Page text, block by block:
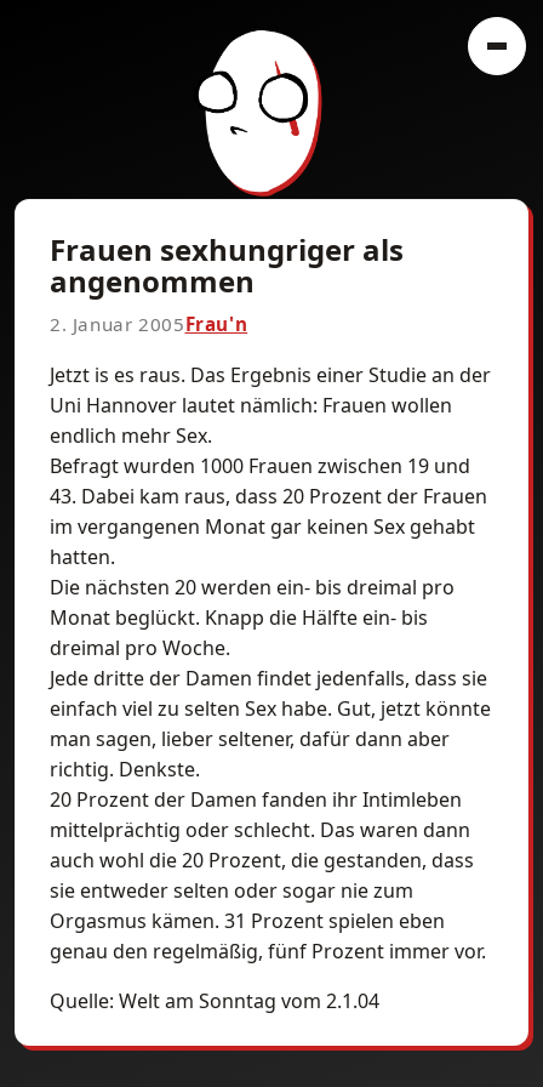
Frauen sexhungriger als
angenommen
2. Januar 2005Frau'n
Jetzt is es raus. Das Ergebnis einer Studie an der
Uni Hannover lautet nämlich: Frauen wollen
endlich mehr Sex.
Befragt wurden 1000 Frauen zwischen 19 und
43. Dabei kam raus, dass 20 Prozent der Frauen
im vergangenen Monat gar keinen Sex gehabt
hatten.
Die nächsten 20 werden ein- bis dreimal pro
Monat beglückt. Knapp die Hälfte ein- bis
dreimal pro Woche.
Jede dritte der Damen findet jedenfalls, dass sie
einfach viel zu selten Sex habe. Gut, jetzt könnte
man sagen, lieber seltener, dafür dann aber
richtig. Denkste.
20 Prozent der Damen fanden ihr Intimleben
mittelprächtig oder schlecht. Das waren dann
auch wohl die 20 Prozent, die gestanden, dass
sie entweder selten oder sogar nie zum
Orgasmus kämen. 31 Prozent spielen eben
genau den regelmäßig, fünf Prozent immer vor.
Quelle: Welt am Sonntag vom 2.1.04